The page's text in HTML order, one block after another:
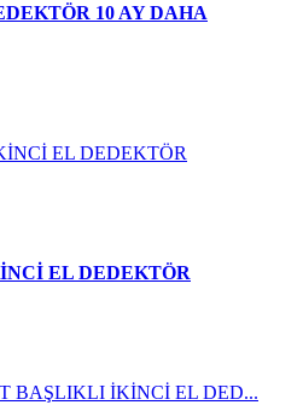
10 AY DAHA
EL DEDEKTÖR